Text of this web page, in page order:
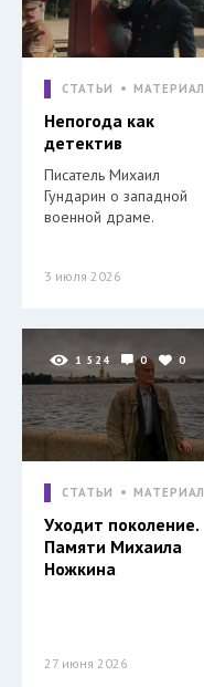
СТАТЬИ МАТЕРИАЛ
Непогода как
детектив
Писатель Михаил
Гундарин о западной
военной драме.
3 июля 2026
1 524 0 0
СТАТЬИ МАТЕРИАЛ
Уходит поколение.
Памяти Михаила
Ножкина
27 июня 2026